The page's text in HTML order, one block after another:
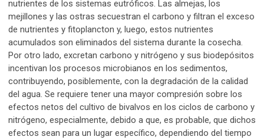
nutrientes de los sistemas eutróficos. Las almejas, los
mejillones y las ostras secuestran el carbono y filtran el exceso
de nutrientes y fitoplancton y, luego, estos nutrientes
acumulados son eliminados del sistema durante la cosecha.
Por otro lado, excretan carbono y nitrógeno y sus biodepósitos
incentivan los procesos microbianos en los sedimentos,
contribuyendo, posiblemente, con la degradación de la calidad
del agua. Se requiere tener una mayor compresión sobre los
efectos netos del cultivo de bivalvos en los ciclos de carbono y
nitrógeno, especialmente, debido a que, es probable, que dichos
efectos sean para un lugar específico, dependiendo del tiempo